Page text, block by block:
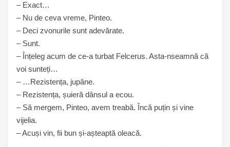
– Exact…
– Nu de ceva vreme, Pinteo.
– Deci zvonurile sunt adevărate.
– Sunt.
– Înțeleg acum de ce-a turbat Felcerus. Asta-nseamnă că
voi sunteți…
– …Rezistența, jupâne.
– Rezistența, șuieră dânsul a ecou.
– Să mergem, Pinteo, avem treabă. Încă puțin și vine
vijelia.
– Acuși vin, fii bun și-așteaptă oleacă.